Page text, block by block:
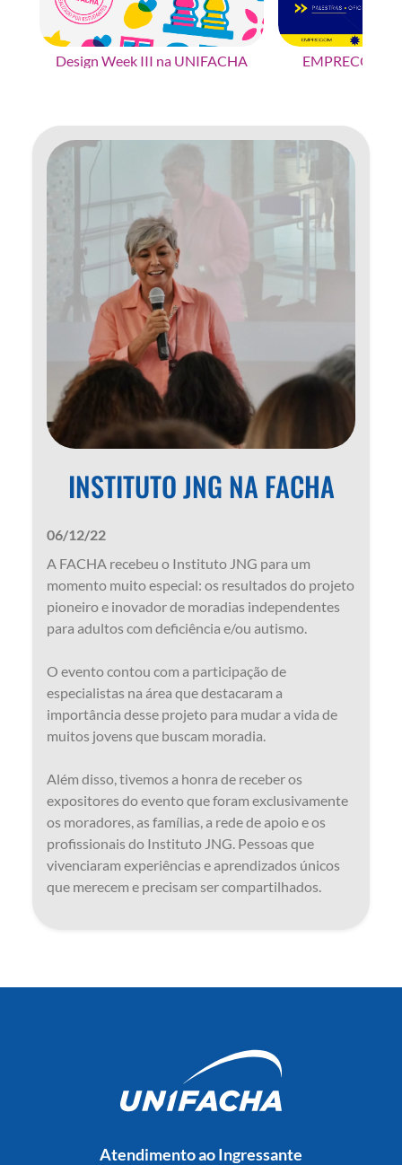
Design Week III na UNIFACHA EMPRECOM
INSTITUTO JNG NA FACHA
06/12/22
A FACHA recebeu o Instituto JNG para um
momento muito especial: os resultados do projeto
pioneiro e inovador de moradias independentes
para adultos com deficiência e/ou autismo.
O evento contou com a participação de
especialistas na área que destacaram a
importância desse projeto para mudar a vida de
muitos jovens que buscam moradia.
Além disso, tivemos a honra de receber os
expositores do evento que foram exclusivamente
os moradores, as famílias, a rede de apoio e os
profissionais do Instituto JNG. Pessoas que
vivenciaram experiências e aprendizados únicos
que merecem e precisam ser compartilhados.
Atendimento ao Ingressante